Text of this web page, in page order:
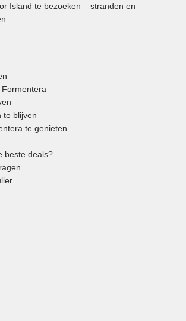
Island te bezoeken – stranden en
te blijven
te genieten
beste deals?